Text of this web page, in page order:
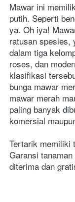
Mawar ini
putih. Seperti
ya. Oh iya!
ratusan spesies,
dalam tiga
roses, dan
klasifikasi
bunga mawar
mawar merah
paling banyak
komersial
Tertarik memiliki
Garansi
diterima dan